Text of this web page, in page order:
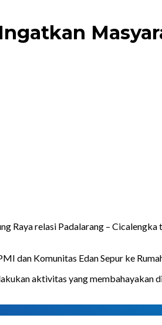
Raya relasi Padalarang –
dan Komunitas Edan Sepur ke
aktivitas yang